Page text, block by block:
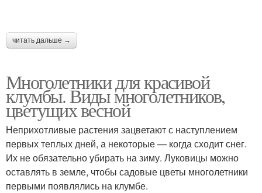
читать дальше →
Многолетники для красивой
клумбы. Виды многолетников,
цветущих весной
Неприхотливые растения зацветают с наступлением
первых теплых дней, а некоторые — когда сходит снег.
Их не обязательно убирать на зиму. Луковицы можно
оставлять в земле, чтобы садовые цветы многолетники
первыми появлялись на клумбе.